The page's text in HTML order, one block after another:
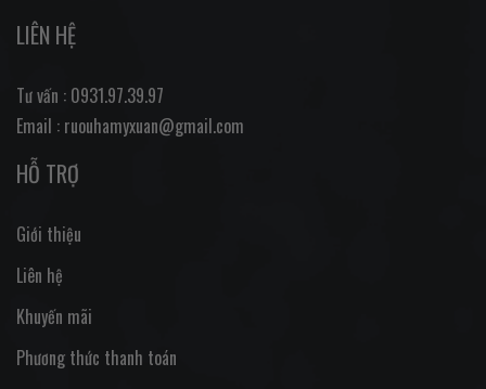
LIÊN HỆ
Tư vấn : 0931.97.39.97
Email : ruouhamyxuan@gmail.com
HỖ TRỢ
Giới thiệu
Liên hệ
Khuyến mãi
Phương thức thanh toán